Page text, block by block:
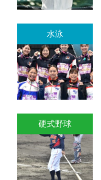
水泳
硬式野球